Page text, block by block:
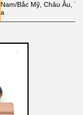
Nam/Bắc Mỹ, Châu Âu,
a